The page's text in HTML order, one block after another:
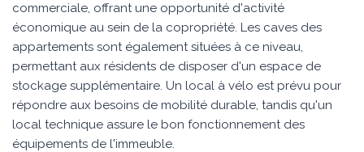
commerciale, offrant une opportunité d'activité
économique au sein de la copropriété. Les caves des
appartements sont également situées à ce niveau,
permettant aux résidents de disposer d'un espace de
stockage supplémentaire. Un local à vélo est prévu pour
répondre aux besoins de mobilité durable, tandis qu'un
local technique assure le bon fonctionnement des
équipements de l'immeuble.